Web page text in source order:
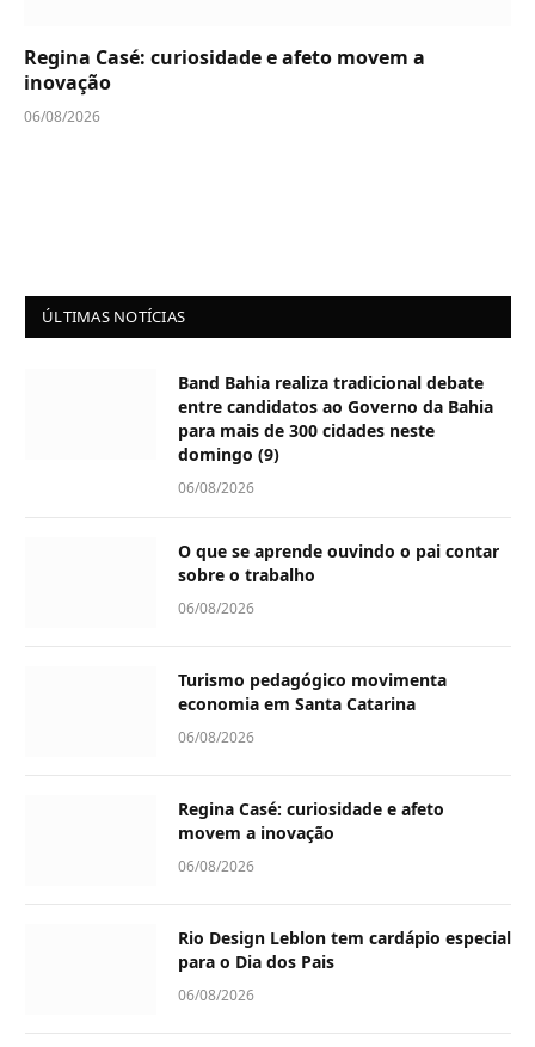
Regina Casé: curiosidade e afeto movem a
inovação
06/08/2026
ÚLTIMAS NOTÍCIAS
Band Bahia realiza tradicional debate
entre candidatos ao Governo da Bahia
para mais de 300 cidades neste
domingo (9)
06/08/2026
O que se aprende ouvindo o pai contar
sobre o trabalho
06/08/2026
Turismo pedagógico movimenta
economia em Santa Catarina
06/08/2026
Regina Casé: curiosidade e afeto
movem a inovação
06/08/2026
Rio Design Leblon tem cardápio especial
para o Dia dos Pais
06/08/2026